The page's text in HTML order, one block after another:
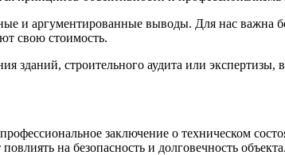
и аргументированные выводы. Для нас важна
свою стоимость.
зданий, строительного аудита или
заключение о техническом
на безопасность и долговечность